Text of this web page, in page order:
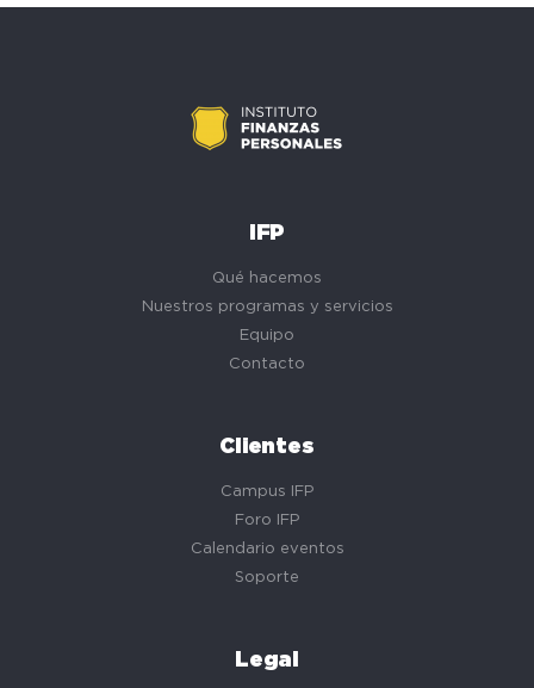
IFP
Qué hacemos
Nuestros programas y servicios
Equipo
Contacto
Clientes
Campus IFP
Foro IFP
Calendario eventos
Soporte
Legal